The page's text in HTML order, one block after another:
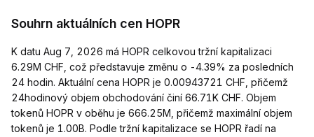
Souhrn aktuálních cen HOPR
K datu Aug 7, 2026 má HOPR celkovou tržní kapitalizaci
6.29M CHF, což představuje změnu o -4.39% za posledních
24 hodin. Aktuální cena HOPR je 0.00943721 CHF, přičemž
24hodinový objem obchodování činí 66.71K CHF. Objem
tokenů HOPR v oběhu je 666.25M, přičemž maximální objem
tokenů je 1.00B. Podle tržní kapitalizace se HOPR řadí na